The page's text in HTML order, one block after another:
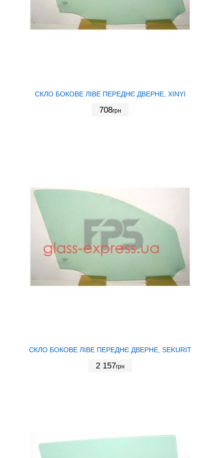
СКЛО БОКОВЕ ЛІВЕ ПЕРЕДНЄ ДВЕРНЕ, XINYI
708грн
СКЛО БОКОВЕ ЛІВЕ ПЕРЕДНЄ ДВЕРНЕ, SEKURIT
2 157грн